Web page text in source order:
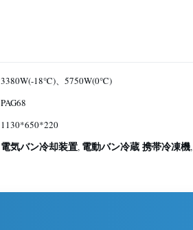
3380W(-18℃)、5750W(0℃)
PAG68
1130*650*220
電気バン冷却装置, 電動バン冷蔵 携帯冷凍機,